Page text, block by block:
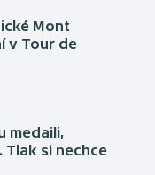
Mont
v Tour de
medaili,
Tlak si nechce